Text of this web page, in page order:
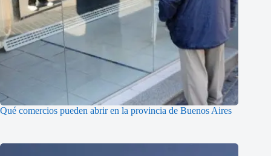
Qué comercios pueden abrir en la provincia de Buenos Aires